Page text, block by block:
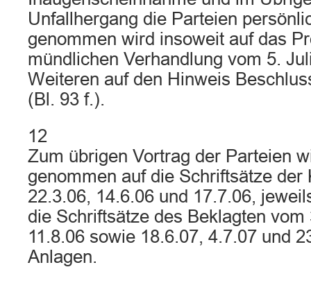
Unfallhergang die Parteien
genommen wird insoweit auf das
mündlichen Verhandlung vom 5.
Weiteren auf den Hinweis
(Bl. 93 f.).
12
Zum übrigen Vortrag der Parteien
genommen auf die Schriftsätze der
22.3.06, 14.6.06 und 17.7.06,
die Schriftsätze des Beklagten vom
11.8.06 sowie 18.6.07, 4.7.07 und
Anlagen.